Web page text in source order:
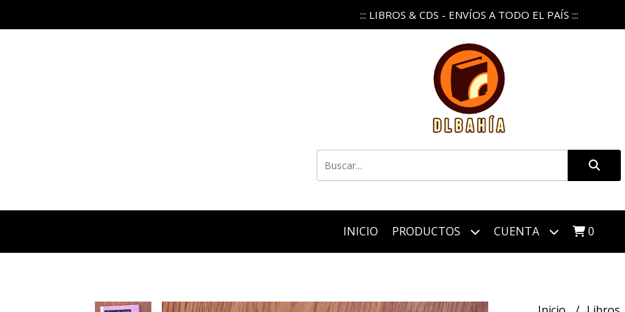
::: LIBROS & CDS - ENVÍOS A TODO EL PAÍS :::
INICIO PRODUCTOS CUENTA 0